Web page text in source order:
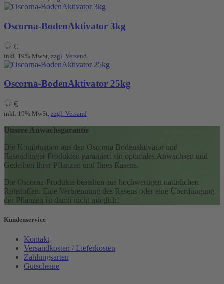
Oscorna-BodenAktivator 3kg
€
inkl. 19% MwSt, zzgl. Versand
Oscorna-BodenAktivator 25kg
€
inkl. 19% MwSt, zzgl. Versand
Unsere Anwachsgarantie
Die Kombination aus den Oscorna Bodenaktivator und
Rasendünger Produkten garantiert ein optimales Anwachsen und
Gedeihen Ihrer Pflanzen und Ihres Rasens.
Die Oscorna-Produkte bestehen aus hochwertigen natürlichen
Rohstoffen. Eine Verbrennung des Rasens oder eine Überdüngung
der Pflanzen ist damit nicht möglich!
Kundenservice
Kontakt
Versandkosten / Lieferkosten
Zahlungsarten
Gutscheine